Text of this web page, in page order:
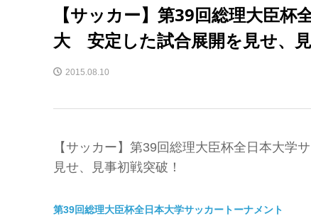
【サッカー】第39回総理大臣
大 安定した試合展開を見せ、見
2015.08.10
【サッカー】第39回総理大臣杯全日本大
見せ、見事初戦突破！
第39回総理大臣杯全日本大学サッカートーナメント